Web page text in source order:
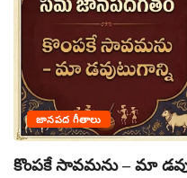
జానపద గీతాలు
కొంపకే సావమను – మా